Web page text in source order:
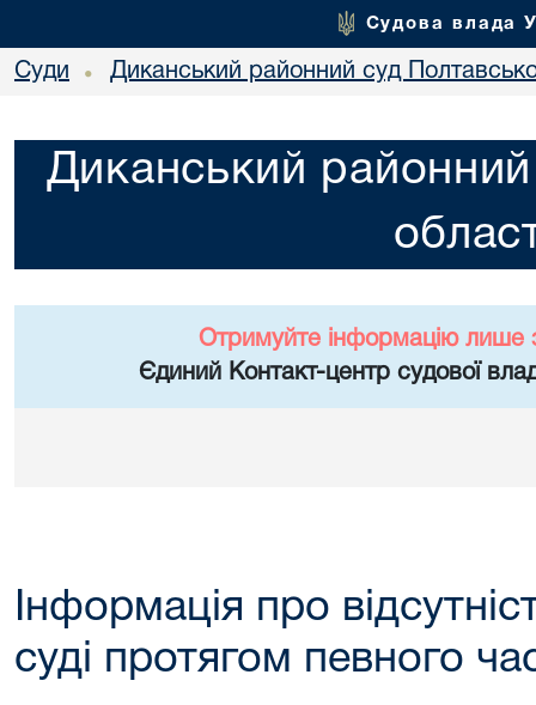
Судова влада
Суди • Диканський районний суд
Диканський районний
Отримуйте інформацію лише
Єдиний Контакт-центр судової
Інформація про
суді протягом певного